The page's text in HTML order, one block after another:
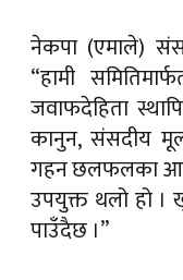
नेकपा (एमाले)
“हामी
जवाफदेहिता
कानुन, संसदीय
गहन छलफलका
उपयुक्त थलो हो ।
पाउँदैछ ।”